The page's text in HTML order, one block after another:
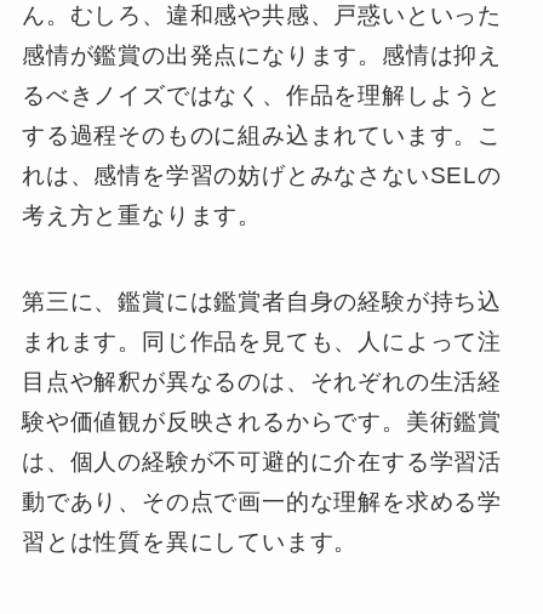
ん。むしろ、違和感や共感、戸惑いといった
感情が鑑賞の出発点になります。感情は抑え
るべきノイズではなく、作品を理解しようと
する過程そのものに組み込まれています。こ
れは、感情を学習の妨げとみなさないSELの
考え方と重なります。
第三に、鑑賞には鑑賞者自身の経験が持ち込
まれます。同じ作品を見ても、人によって注
目点や解釈が異なるのは、それぞれの生活経
験や価値観が反映されるからです。美術鑑賞
は、個人の経験が不可避的に介在する学習活
動であり、その点で画一的な理解を求める学
習とは性質を異にしています。